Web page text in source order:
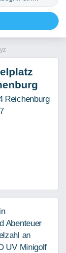
Reichenburg
Abenteuer
an
UV Minigolf